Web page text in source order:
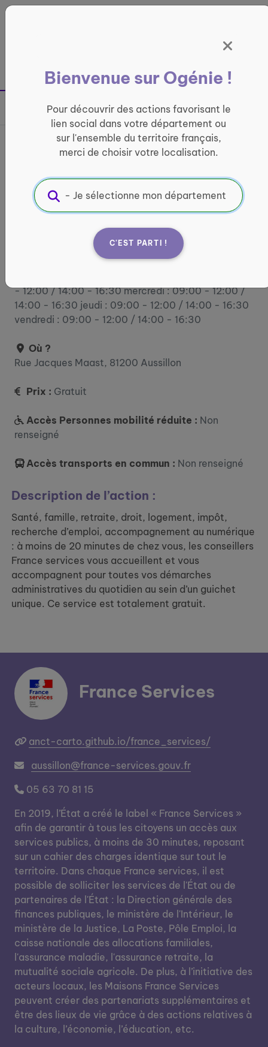
France entière
Bienvenue sur Ogénie !
Pour découvrir des actions favorisant le
lien social dans votre département ou
sur l'ensemble du territoire français,
merci de choisir votre localisation.
C'EST PARTI !
Partager sur
France services La Poste
d’Aussillon
INFORMATIQUE ET ACCÈS AUX DROITS
Informations pratiques :
- 12:00 / 14:00 - 16:30 mercredi : 09:00 - 12:00 /
14:00 - 16:30 jeudi : 09:00 - 12:00 / 14:00 - 16:30
vendredi : 09:00 - 12:00 / 14:00 - 16:30
Où ?
Rue Jacques Maast, 81200 Aussillon
Prix : Gratuit
Accès Personnes mobilité réduite : Non
renseigné
Accès transports en commun : Non renseigné
Description de l’action :
Santé, famille, retraite, droit, logement, impôt,
recherche d’emploi, accompagnement au numérique
: à moins de 20 minutes de chez vous, les conseillers
France services vous accueillent et vous
accompagnent pour toutes vos démarches
administratives du quotidien au sein d’un guichet
unique. Ce service est totalement gratuit.
France Services
anct-carto.github.io/france_services/
aussillon@france-services.gouv.fr
05 63 70 81 15
En 2019, l’État a créé le label « France Services »
afin de garantir à tous les citoyens un accès aux
services publics, à moins de 30 minutes, reposant
sur un cahier des charges identique sur tout le
territoire. Dans chaque France services, il est
possible de solliciter les services de l'État ou de
partenaires de l'État : la Direction générale des
finances publiques, le ministère de l'Intérieur, le
ministère de la Justice, La Poste, Pôle Emploi, la
caisse nationale des allocations familiales,
l'assurance maladie, l'assurance retraite, la
mutualité sociale agricole. De plus, à l’initiative des
acteurs locaux, les Maisons France Services
peuvent créer des partenariats supplémentaires et
être des lieux de vie grâce à des actions relatives à
la culture, l’économie, l’éducation, etc.
Panneau de gestion des cookies